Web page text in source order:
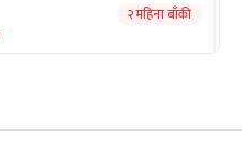
२ महिना बाँकी